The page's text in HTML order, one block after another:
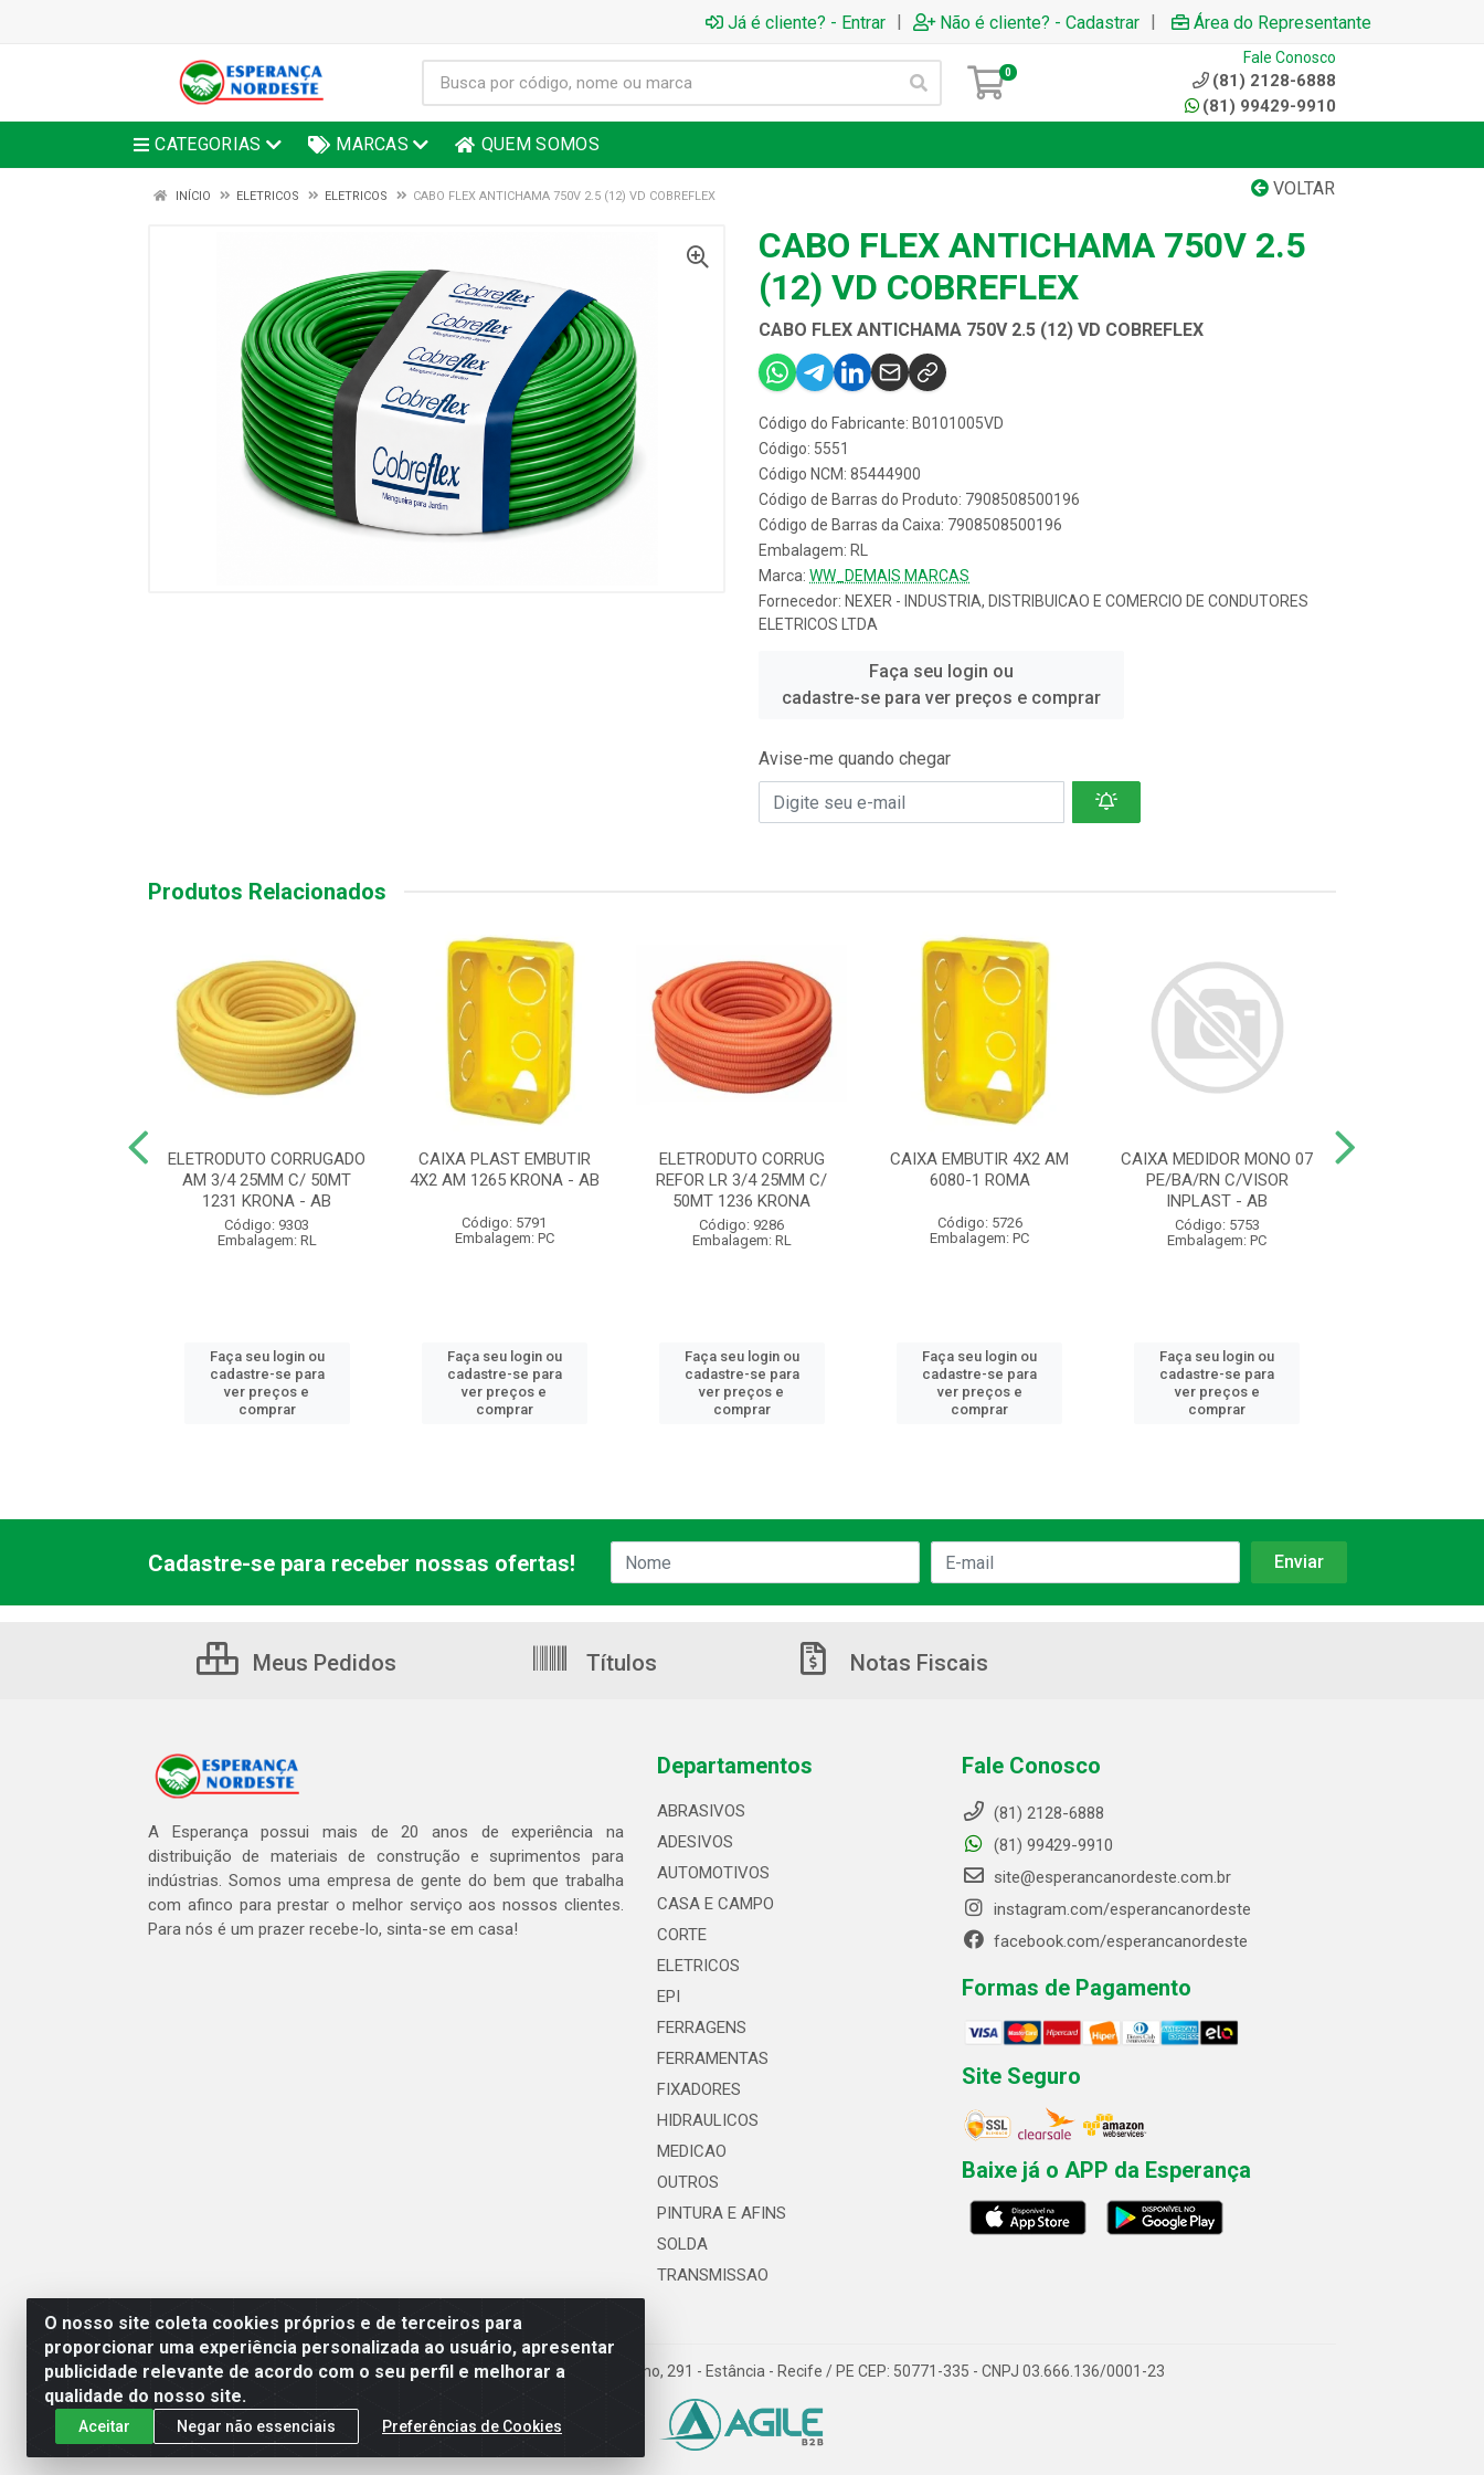
Já é cliente? - Entrar | Não é cliente? - Cadastrar | Área do Representante
0
Fale Conosco
(81) 2128-6888
(81) 99429-9910
CATEGORIAS MARCAS QUEM SOMOS
VOLTAR
INÍCIO ELETRICOS ELETRICOS CABO FLEX ANTICHAMA 750V 2.5 (12) VD COBREFLEX
CABO FLEX ANTICHAMA 750V 2.5
(12) VD COBREFLEX
CABO FLEX ANTICHAMA 750V 2.5 (12) VD COBREFLEX
Código do Fabricante: B0101005VD
Código: 5551
Código NCM: 85444900
Código de Barras do Produto: 7908508500196
Código de Barras da Caixa: 7908508500196
Embalagem: RL
Marca: WW_DEMAIS MARCAS
Fornecedor: NEXER - INDUSTRIA, DISTRIBUICAO E COMERCIO DE CONDUTORES
ELETRICOS LTDA
Faça seu login ou
cadastre-se para ver preços e comprar
Avise-me quando chegar
Produtos Relacionados
ELETRODUTO CORRUGADO
AM 3/4 25MM C/ 50MT
1231 KRONA - AB
Código: 9303
Embalagem: RL
Faça seu login ou
cadastre-se para
ver preços e
comprar
CAIXA PLAST EMBUTIR
4X2 AM 1265 KRONA - AB
Código: 5791
Embalagem: PC
Faça seu login ou
cadastre-se para
ver preços e
comprar
ELETRODUTO CORRUG
REFOR LR 3/4 25MM C/
50MT 1236 KRONA
Código: 9286
Embalagem: RL
Faça seu login ou
cadastre-se para
ver preços e
comprar
CAIXA EMBUTIR 4X2 AM
6080-1 ROMA
Código: 5726
Embalagem: PC
Faça seu login ou
cadastre-se para
ver preços e
comprar
CAIXA MEDIDOR MONO 07
PE/BA/RN C/VISOR
INPLAST - AB
Código: 5753
Embalagem: PC
Faça seu login ou
cadastre-se para
ver preços e
comprar
O nosso site coleta cookies próprios e de terceiros para
proporcionar uma experiência personalizada ao usuário, apresentar
publicidade relevante de acordo com o seu perfil e melhorar a
qualidade do nosso site.
Aceitar Negar não essenciais Preferências de Cookies
Cadastre-se para receber nossas ofertas!
Meus Pedidos Títulos Notas Fiscais
A Esperança possui mais de 20 anos de experiência na
distribuição de materiais de construção e suprimentos para
indústrias. Somos uma empresa de gente do bem que trabalha
com afinco para prestar o melhor serviço aos nossos clientes.
Para nós é um prazer recebe-lo, sinta-se em casa!
Departamentos
ABRASIVOS
ADESIVOS
AUTOMOTIVOS
CASA E CAMPO
CORTE
ELETRICOS
EPI
FERRAGENS
FERRAMENTAS
FIXADORES
HIDRAULICOS
MEDICAO
OUTROS
PINTURA E AFINS
SOLDA
TRANSMISSAO
Fale Conosco
(81) 2128-6888
(81) 99429-9910
site@esperancanordeste.com.br
instagram.com/esperancanordeste
facebook.com/esperancanordeste
Formas de Pagamento
Site Seguro
Baixe já o APP da Esperança
Esperança Nordeste - Rua Professor Caldas Filho, 291 - Estância - Recife / PE CEP: 50771-335 - CNPJ 03.666.136/0001-23